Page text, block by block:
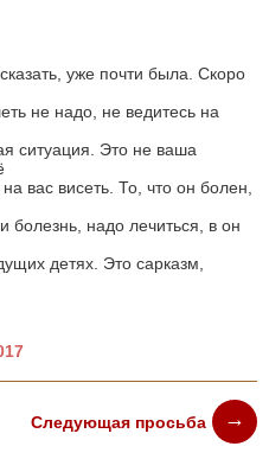
уже почти была. Скоро
не надо, не ведитесь на
ситуация. Это не ваша
вас висеть. То, что он болен,
болезнь, надо лечиться, в он
детях. Это сарказм,
Следующая просьба